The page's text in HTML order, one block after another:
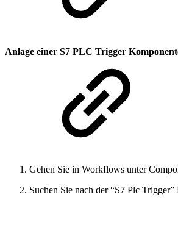
Anlage einer S7 PLC Trigger
Gehen Sie in Workflows unter
Suchen Sie nach der “S7 Plc